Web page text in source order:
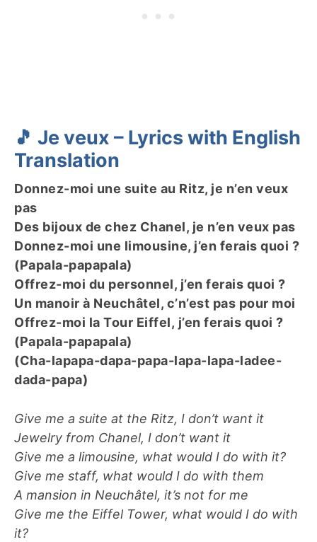
🎵 Je veux – Lyrics with English
Translation
Donnez-moi une suite au Ritz, je n’en veux
pas
Des bijoux de chez Chanel, je n’en veux pas
Donnez-moi une limousine, j’en ferais quoi ?
(Papala-papapala)
Offrez-moi du personnel, j’en ferais quoi ?
Un manoir à Neuchâtel, c’n’est pas pour moi
Offrez-moi la Tour Eiffel, j’en ferais quoi ?
(Papala-papapala)
(Cha-lapapa-dapa-papa-lapa-lapa-ladee-
dada-papa)
Give me a suite at the Ritz, I don’t want it
Jewelry from Chanel, I don’t want it
Give me a limousine, what would I do with it?
Give me staff, what would I do with them
A mansion in Neuchâtel, it’s not for me
Give me the Eiffel Tower, what would I do with
it?